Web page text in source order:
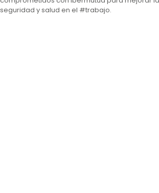
seguridad y salud en el #trabajo.